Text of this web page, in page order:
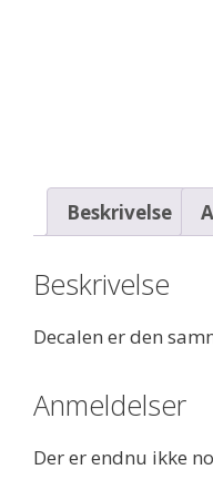
Beskrivelse
Beskrivelse
Decalen er den
Anmeldelser
Der er endnu ikke